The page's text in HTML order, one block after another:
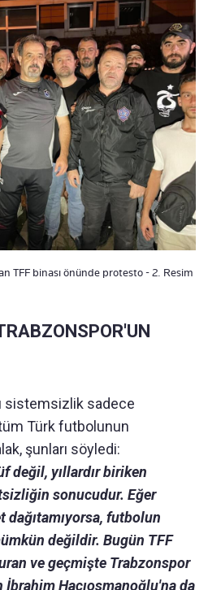
TFF binası önünde protesto - 2. Resim
sistemsizlik sadece
Türk futbolunun
şunları söyledi:
değil, yıllardır biriken
sonucudur. Eğer
dağıtamıyorsa, futbolun
değildir. Bugün TFF
ve geçmişte Trabzonspor
İbrahim Hacıosmanoğlu'na da